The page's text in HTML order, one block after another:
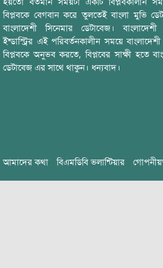
বিপ্লবকে বেগবান করে তুলতেই বাংলা মুভি
বাংলাদেশী সিনেমার ডেটাবেজ। বাংলাদেশী
ইন্ডাস্ট্রির এই পরিবর্তনকালীন সময়ে বাংলাদেশী
বিপ্লবকে অনুভব করতে, বিপ্লবের সাক্ষী হতে
ডেটাবেজ এর সাথে থাকুন। ধন্যবাদ।
আমাদের কথা বিএমডিবি ভলান্টিয়ার